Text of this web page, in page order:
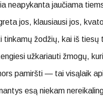
neapykanta jaučiama
jos, klausiausi jos,
tinkamų žodžių, kai iš tiesų
užkariauti žmogų,
pamiršti — tai visąlaik
esą niekam